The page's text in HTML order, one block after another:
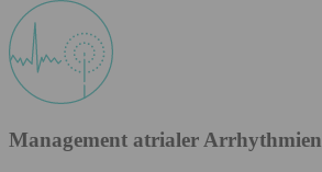
Management atrialer Arrhythmien